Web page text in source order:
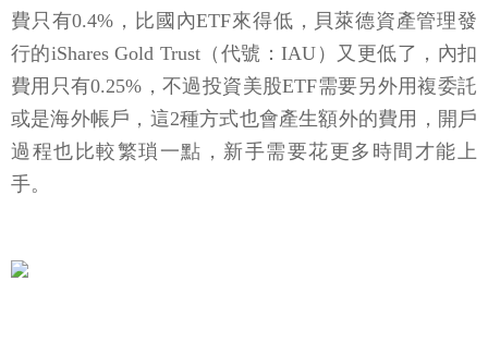
費只有0.4%，比國內ETF來得低，貝萊德資產管理發
行的iShares Gold Trust（代號：IAU）又更低了，內扣
費用只有0.25%，不過投資美股ETF需要另外用複委託
或是海外帳戶，這2種方式也會產生額外的費用，開戶
過程也比較繁瑣一點，新手需要花更多時間才能上
手。